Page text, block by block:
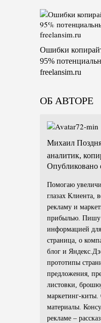
Ошибки
95%
freelansim.ru
ОБ АВТОРЕ
Михаил
аналитик,
Опубликовано
Помогаю
глазах Клиента,
рекламу и
прибылью. Пишу
информацией
страница, о
блог и
прототипы
предложения,
листовки,
маркетинг-
материалы.
рекламе –